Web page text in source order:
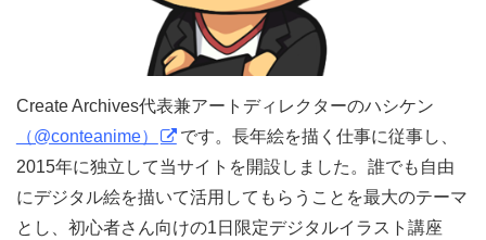
Create Archives代表兼アートディレクターのハシケン
（@conteanime）
です。長年絵を描く仕事に従事し、
2015年に独立して当サイトを開設しました。誰でも自由
にデジタル絵を描いて活用してもらうことを最大のテーマ
とし、初心者さん向けの1日限定デジタルイラスト講座